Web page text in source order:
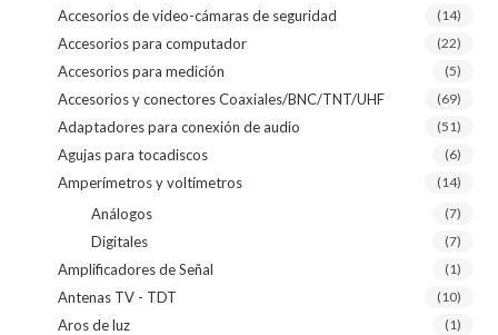
Accesorios de video-cámaras de seguridad (14)
Accesorios para computador (22)
Accesorios para medición (5)
Accesorios y conectores Coaxiales/BNC/TNT/UHF (69)
Adaptadores para conexión de audio (51)
Agujas para tocadiscos (6)
Amperímetros y voltímetros (14)
Análogos (7)
Digitales (7)
Amplificadores de Señal (1)
Antenas TV - TDT (10)
Aros de luz (1)